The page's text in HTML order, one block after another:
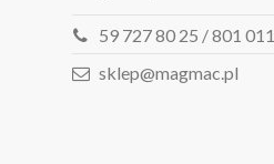
59 727 80 25 / 801
sklep@magmac.pl